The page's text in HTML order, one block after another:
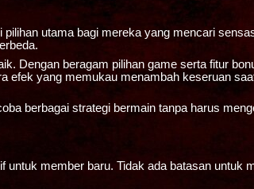
pilihan utama bagi mereka yang mencari
Dengan beragam pilihan game serta fitur
efek yang memukau menambah keseruan
berbagai strategi bermain tanpa harus
member baru. Tidak ada batasan untuk